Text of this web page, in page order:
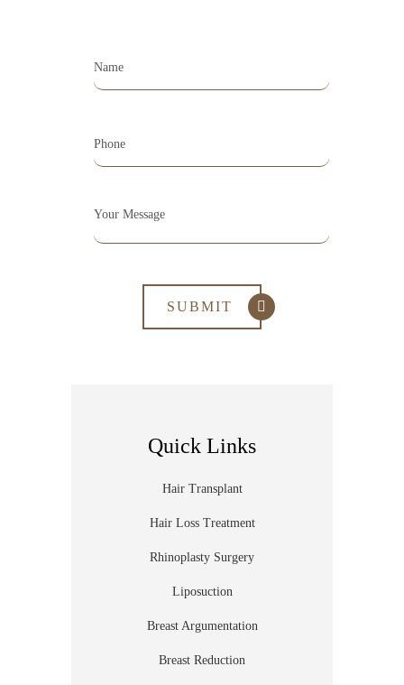
Quick Links
Hair Transplant
Hair Loss Treatment
Rhinoplasty Surgery
Liposuction
Breast Argumentation
Breast Reduction